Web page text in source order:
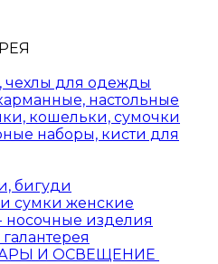
чехлы для одежды
настольные
кошельки, сумочки
наборы, кисти для
бигуди
сумки женские
носочные изделия
И ОСВЕЩЕНИЕ